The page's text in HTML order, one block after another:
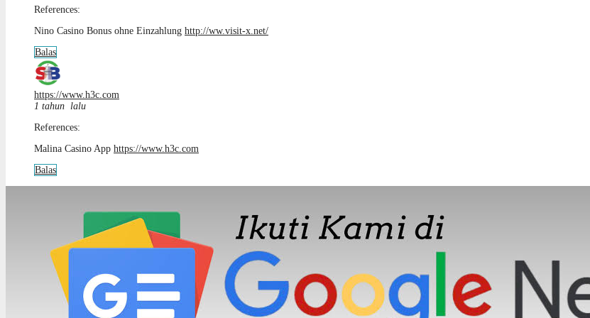
References:
Nino Casino Bonus ohne Einzahlung http://ww.visit-x.net/
Balas
https://www.h3c.com
1 tahun lalu
References:
Malina Casino App https://www.h3c.com
Balas